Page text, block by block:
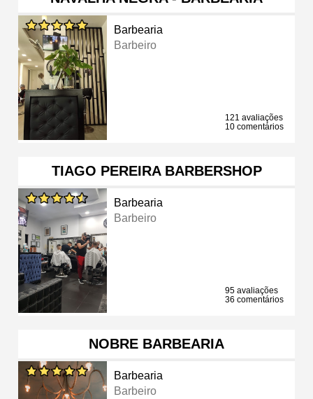
Barbearia
Barbeiro
121 avaliações
10 comentários
TIAGO PEREIRA BARBERSHOP
Barbearia
Barbeiro
95 avaliações
36 comentários
NOBRE BARBEARIA
Barbearia
Barbeiro